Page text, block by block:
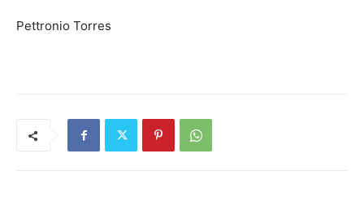
Pettronio Torres